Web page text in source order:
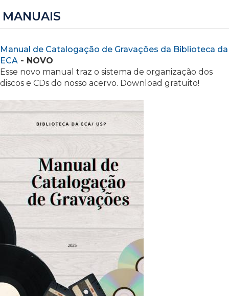
MANUAIS
Manual de Catalogação de Gravações da Biblioteca da
ECA - NOVO
Esse novo manual traz o sistema de organização dos
discos e CDs do nosso acervo. Download gratuito!